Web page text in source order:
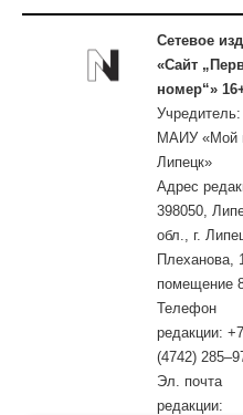
Сетевое
«Сайт
номер“»
Учредитель:
МАИУ «Мой
Липецк»
Адрес
398050,
обл., г.
Плеханова,
помещение
Телефон
редакции: +7
(4742)
Эл. почта
редакции: